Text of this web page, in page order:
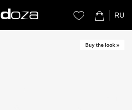
RU
Buy the look »